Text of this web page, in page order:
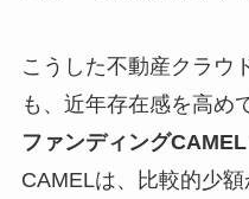
こうした不動産クラウ
も、近年存在感を高め
ファンディングCAMEL
CAMELは、比較的少額